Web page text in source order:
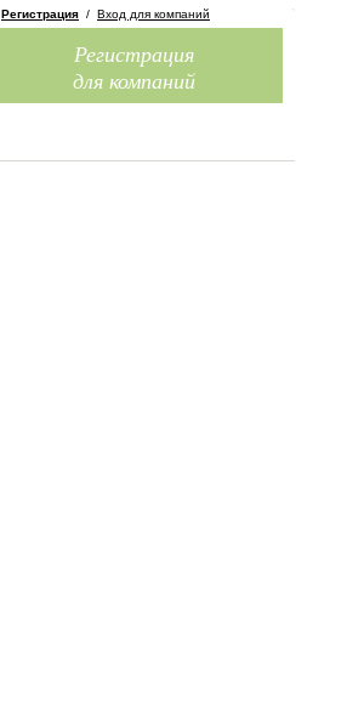
Регистрация / Вход для компаний
Регистрация
для компаний